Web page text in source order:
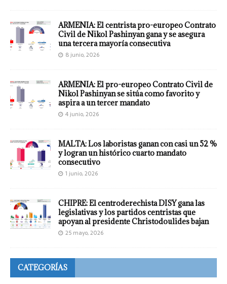
ARMENIA: El centrista pro-europeo Contrato
Civil de Nikol Pashinyan gana y se asegura
una tercera mayoría consecutiva
8 junio, 2026
ARMENIA: El pro-europeo Contrato Civil de
Nikol Pashinyan se sitúa como favorito y
aspira a un tercer mandato
4 junio, 2026
MALTA: Los laboristas ganan con casi un 52 %
y logran un histórico cuarto mandato
consecutivo
1 junio, 2026
CHIPRE: El centroderechista DISY gana las
legislativas y los partidos centristas que
apoyan al presidente Christodoulides bajan
25 mayo, 2026
CATEGORÍAS